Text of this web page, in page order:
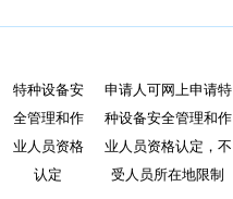
特种设备安
全管理和作
业人员资格
认定
申请人可网上申请特
种设备安全管理和作
业人员资格认定，不
受人员所在地限制